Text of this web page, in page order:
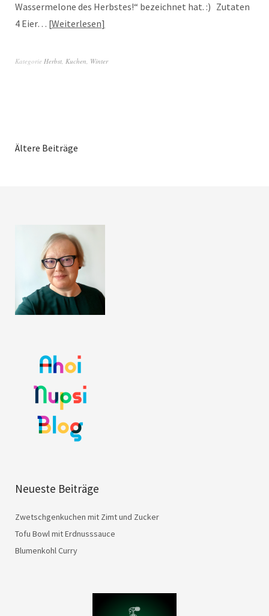
Wassermelone des Herbstes!“ bezeichnet hat. :) Zutaten
4 Eier… Weiterlesen
Kategorie Herbst, Kuchen, Winter
Ältere Beiträge
Neueste Beiträge
Zwetschgenkuchen mit Zimt und Zucker
Tofu Bowl mit Erdnusssauce
Blumenkohl Curry